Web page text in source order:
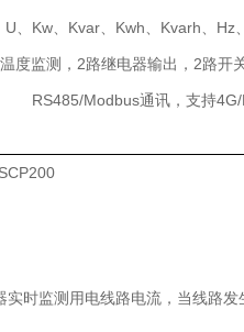
U、Kw、Kvar、Kwh、Kvarh、Hz
度监测，2路继电器输出，2路开
RS485/Modbus通讯，支持
实时监测用电线路电流，当线路